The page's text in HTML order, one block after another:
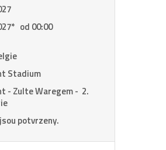
* od 00:00
Stadium
- Zulte Waregem - 2.
potvrzeny.